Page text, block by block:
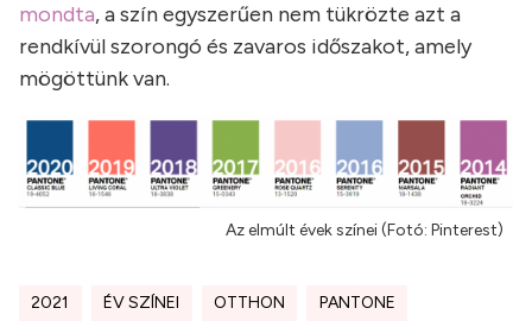
mondta, a szín egyszerűen nem tükrözte azt a
rendkívül szorongó és zavaros időszakot, amely
mögöttünk van.
Az elmúlt évek színei (Fotó: Pinterest)
2021 ÉV SZÍNEI OTTHON PANTONE